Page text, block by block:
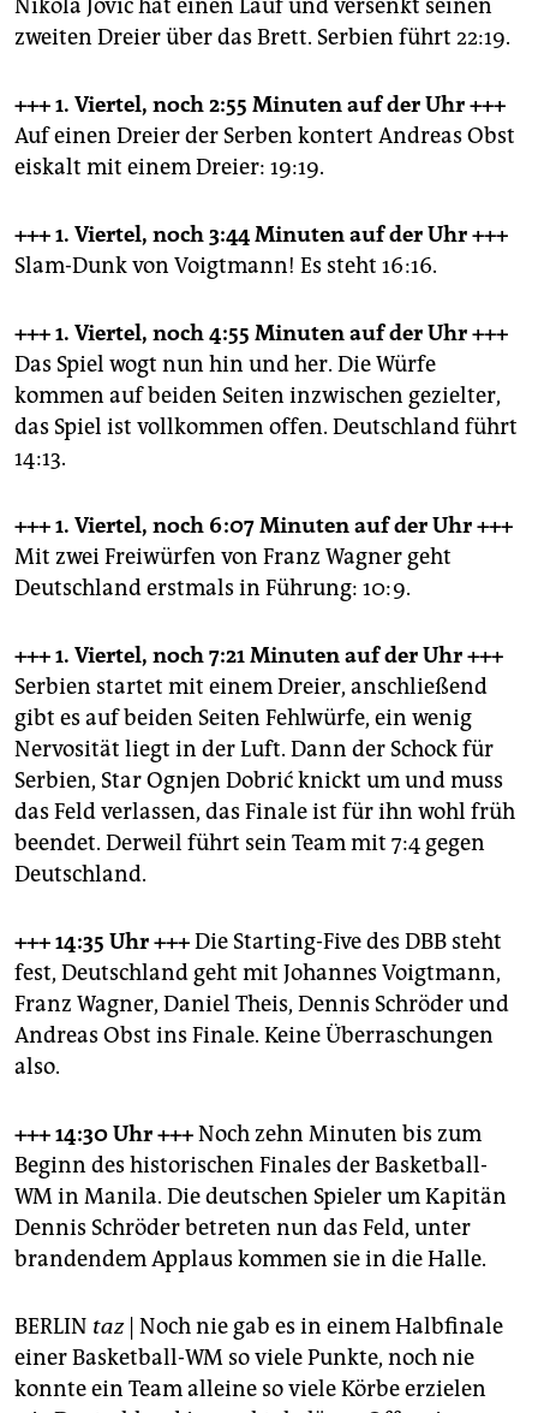
Nikola Jović hat einen Lauf und versenkt seinen
zweiten Dreier über das Brett. Serbien führt 22:19.
+++ 1. Viertel, noch 2:55 Minutenauf der Uhr +++
Auf einen Dreier der Serben kontert Andreas Obst
eiskalt mit einem Dreier: 19:19.
+++ 1. Viertel, noch 3:44 Minutenauf der Uhr +++
Slam-Dunk von Voigtmann! Es steht 16:16.
+++ 1. Viertel, noch 4:55 Minutenauf der Uhr +++
Das Spiel wogt nun hin und her. Die Würfe
kommen auf beiden Seiten inzwischen gezielter,
das Spiel ist vollkommen offen. Deutschland führt
14:13.
+++ 1. Viertel, noch 6:07 Minutenauf der Uhr +++
Mit zwei Freiwürfen von Franz Wagner geht
Deutschland erstmals in Führung: 10:9.
+++ 1. Viertel, noch 7:21 Minutenauf der Uhr +++
Serbien startet mit einem Dreier, anschließend
gibt es auf beiden Seiten Fehlwürfe, ein wenig
Nervosität liegt in der Luft. Dann der Schock für
Serbien, Star Ognjen Dobrić knickt um und muss
das Feld verlassen, das Finale ist für ihn wohl früh
beendet. Derweil führt sein Team mit 7:4 gegen
Deutschland.
+++ 14:35 Uhr +++Die Starting-Five des DBB steht
fest, Deutschland geht mit Johannes Voigtmann,
Franz Wagner, Daniel Theis, Dennis Schröder und
Andreas Obst ins Finale. Keine Überraschungen
also.
+++ 14:30 Uhr +++Noch zehn Minuten bis zum
Beginn des historischen Finales der Basketball-
WM in Manila. Die deutschen Spieler um Kapitän
Dennis Schröder betreten nun das Feld, unter
brandendem Applaus kommen sie in die Halle.
BERLIN taz| Noch nie gab es in einem Halbfinale
einer Basketball-WM so viele Punkte, noch nie
konnte ein Team alleine so viele Körbe erzielen